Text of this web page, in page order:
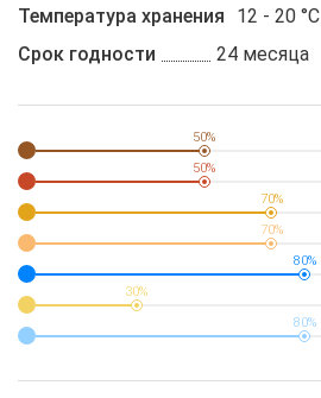
Температура хранения
12 - 20 °C
Срок годности
24 месяца
50%
50%
70%
70%
80%
30%
80%